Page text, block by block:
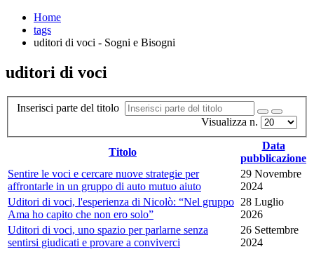
Home
tags
uditori di voci - Sogni e Bisogni
uditori di voci
Inserisci parte del titolo
Visualizza n.
Titolo
Data
pubblicazione
Sentire le voci e cercare nuove strategie per
affrontarle in un gruppo di auto mutuo aiuto
29 Novembre
2024
Uditori di voci, l'esperienza di Nicolò: “Nel gruppo
Ama ho capito che non ero solo”
28 Luglio
2026
Uditori di voci, uno spazio per parlarne senza
sentirsi giudicati e provare a conviverci
26 Settembre
2024